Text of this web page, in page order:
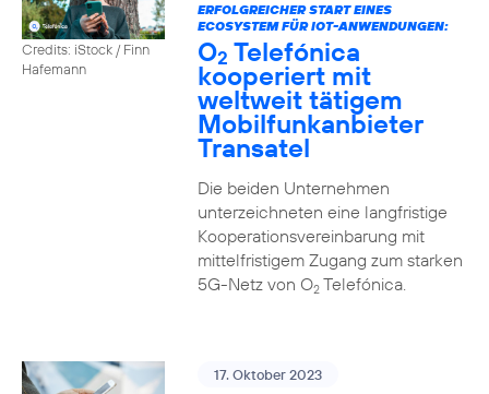
Credits: iStock / Finn
Hafemann
ERFOLGREICHER START EINES
ECOSYSTEM FÜR IOT-ANWENDUNGEN:
O2 Telefónica
kooperiert mit
weltweit tätigem
Mobilfunkanbieter
Transatel
Die beiden Unternehmen
unterzeichneten eine langfristige
Kooperationsvereinbarung mit
mittelfristigem Zugang zum starken
5G-Netz von O2Telefónica.
17. Oktober 2023